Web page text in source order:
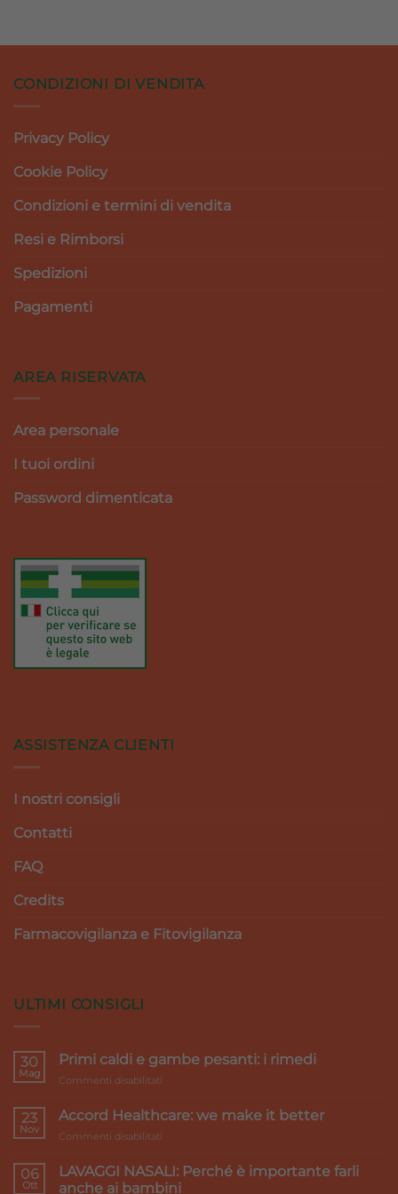
CONDIZIONI DI VENDITA
Privacy Policy
Cookie Policy
Condizioni e termini di vendita
Resi e Rimborsi
Spedizioni
Pagamenti
AREA RISERVATA
Area personale
I tuoi ordini
Password dimenticata
ASSISTENZA CLIENTI
I nostri consigli
Contatti
FAQ
Credits
Farmacovigilanza e Fitovigilanza
ULTIMI CONSIGLI
30
Mag
Primi caldi e gambe pesanti: i rimedi
Commenti disabilitati
e
i
rimedi
23
Nov
Accord Healthcare: we make it better
Commenti disabilitati
Healthcare:
we
06
Ott
LAVAGGI NASALI: Perché è importante farli
anche ai bambini